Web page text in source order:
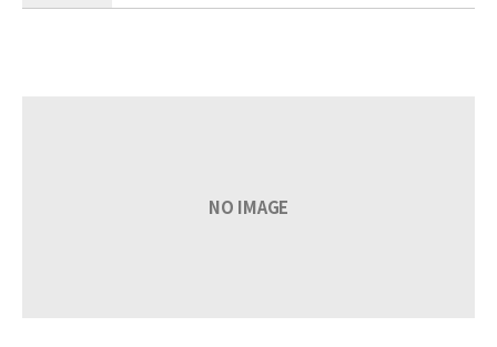
NO IMAGE